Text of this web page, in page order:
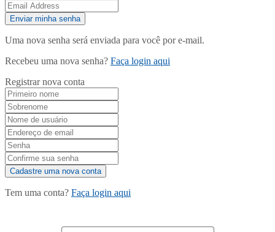
Uma nova senha será enviada para você por e-mail.
Recebeu uma nova senha? Faça login aqui
Registrar nova conta
Tem uma conta? Faça login aqui